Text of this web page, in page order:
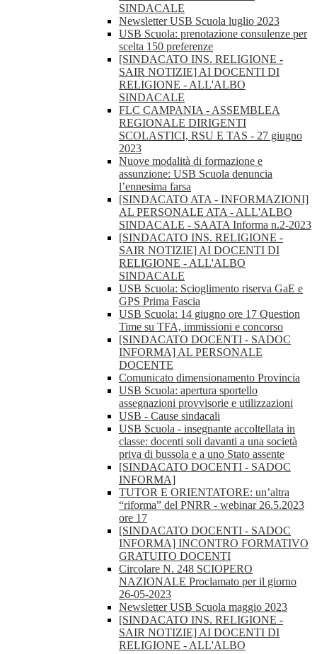
SINDACALE
Newsletter USB Scuola luglio 2023
USB Scuola: prenotazione consulenze per
scelta 150 preferenze
[SINDACATO INS. RELIGIONE -
SAIR NOTIZIE] AI DOCENTI DI
RELIGIONE - ALL'ALBO
SINDACALE
FLC CAMPANIA - ASSEMBLEA
REGIONALE DIRIGENTI
SCOLASTICI, RSU E TAS - 27 giugno
2023
Nuove modalità di formazione e
assunzione: USB Scuola denuncia
l’ennesima farsa
[SINDACATO ATA - INFORMAZIONI]
AL PERSONALE ATA - ALL'ALBO
SINDACALE - SAATA Informa n.2-2023
[SINDACATO INS. RELIGIONE -
SAIR NOTIZIE] AI DOCENTI DI
RELIGIONE - ALL'ALBO
SINDACALE
USB Scuola: Scioglimento riserva GaE e
GPS Prima Fascia
USB Scuola: 14 giugno ore 17 Question
Time su TFA, immissioni e concorso
[SINDACATO DOCENTI - SADOC
INFORMA] AL PERSONALE
DOCENTE
Comunicato dimensionamento Provincia
USB Scuola: apertura sportello
assegnazioni provvisorie e utilizzazioni
USB - Cause sindacali
USB Scuola - insegnante accoltellata in
classe: docenti soli davanti a una società
priva di bussola e a uno Stato assente
[SINDACATO DOCENTI - SADOC
INFORMA]
TUTOR E ORIENTATORE: un’altra
“riforma” del PNRR - webinar 26.5.2023
ore 17
[SINDACATO DOCENTI - SADOC
INFORMA] INCONTRO FORMATIVO
GRATUITO DOCENTI
Circolare N. 248 SCIOPERO
NAZIONALE Proclamato per il giorno
26-05-2023
Newsletter USB Scuola maggio 2023
[SINDACATO INS. RELIGIONE -
SAIR NOTIZIE] AI DOCENTI DI
RELIGIONE - ALL'ALBO